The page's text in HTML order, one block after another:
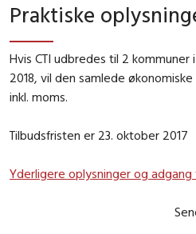
Praktiske
Hvis CTI udbredes til 2
2018, vil den samlede
inkl. moms.
Tilbudsfristen er 23. oktober 2017
Yderligere oplysninger og